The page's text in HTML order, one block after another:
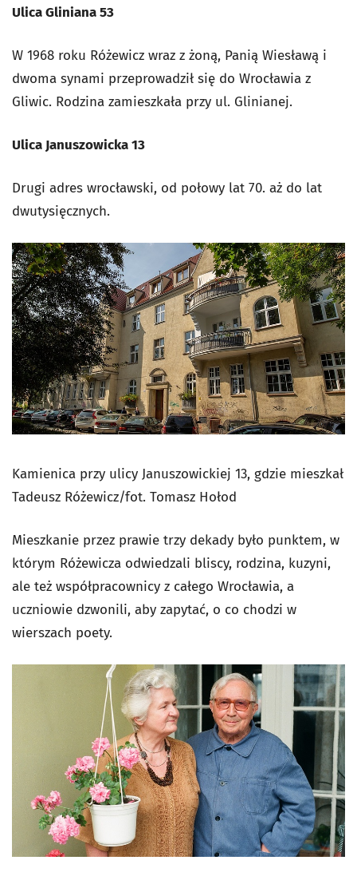
Ulica Gliniana 53
W 1968 roku Różewicz wraz z żoną, Panią Wiesławą i
dwoma synami przeprowadził się do Wrocławia z
Gliwic. Rodzina zamieszkała przy ul. Glinianej.
Ulica Januszowicka 13
Drugi adres wrocławski, od połowy lat 70. aż do lat
dwutysięcznych.
Kamienica przy ulicy Januszowickiej 13, gdzie mieszkał
Tadeusz Różewicz/fot. Tomasz Hołod
Mieszkanie przez prawie trzy dekady było punktem, w
którym Różewicza odwiedzali bliscy, rodzina, kuzyni,
ale też współpracownicy z całego Wrocławia, a
uczniowie dzwonili, aby zapytać, o co chodzi w
wierszach poety.